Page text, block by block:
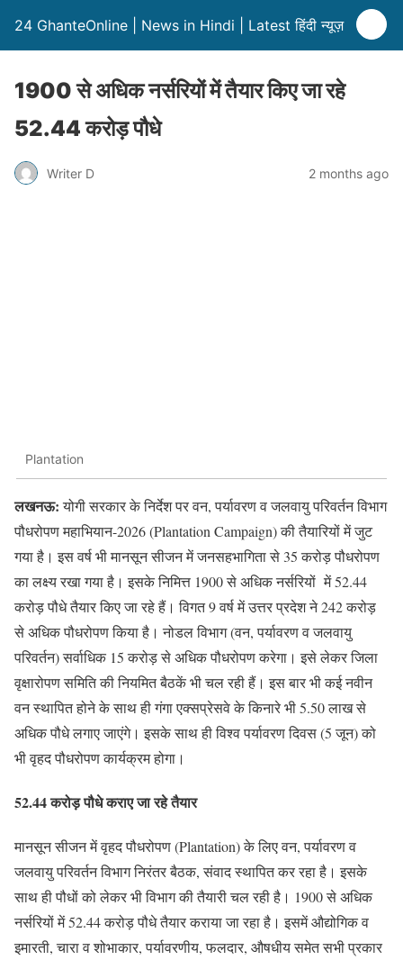
24 GhanteOnline | News in Hindi | Latest हिंदी न्यूज़
1900 से अधिक नर्सरियों में तैयार किए जा रहे
52.44 करोड़ पौधे
Writer D 2 months ago
Plantation
लखनऊ:योगी सरकार के निर्देश पर वन, पर्यावरण व जलवायु परिवर्तन विभाग
पौधरोपण महाभियान-2026 (Plantation Campaign) की तैयारियों में जुट
गया है। इस वर्ष भी मानसून सीजन में जनसहभागिता से 35 करोड़ पौधरोपण
का लक्ष्य रखा गया है। इसके निमित्त 1900 से अधिक नर्सरियों में 52.44
करोड़ पौधे तैयार किए जा रहे हैं। विगत 9 वर्ष में उत्तर प्रदेश ने 242 करोड़
से अधिक पौधरोपण किया है। नोडल विभाग (वन, पर्यावरण व जलवायु
परिवर्तन) सर्वाधिक 15 करोड़ से अधिक पौधरोपण करेगा। इसे लेकर जिला
वृक्षारोपण समिति की नियमित बैठकें भी चल रही हैं। इस बार भी कई नवीन
वन स्थापित होने के साथ ही गंगा एक्सप्रेसवे के किनारे भी 5.50 लाख से
अधिक पौधे लगाए जाएंगे। इसके साथ ही विश्व पर्यावरण दिवस (5 जून) को
भी वृहद पौधरोपण कार्यक्रम होगा।
52.44 करोड़ पौधे कराए जा रहे तैयार
मानसून सीजन में वृहद पौधरोपण (Plantation) के लिए वन, पर्यावरण व
जलवायु परिवर्तन विभाग निरंतर बैठक, संवाद स्थापित कर रहा है। इसके
साथ ही पौधों को लेकर भी विभाग की तैयारी चल रही है। 1900 से अधिक
नर्सरियों में 52.44 करोड़ पौधे तैयार कराया जा रहा है। इसमें औद्योगिक व
इमारती, चारा व शोभाकार, पर्यावरणीय, फलदार, औषधीय समेत सभी प्रकार